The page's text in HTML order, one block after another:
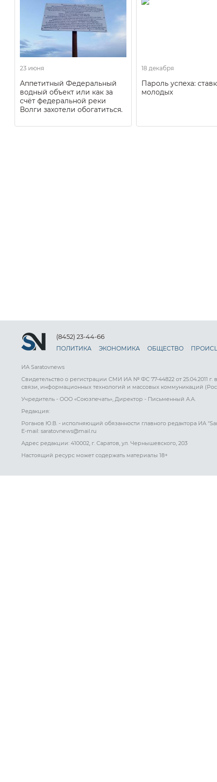
23 июня
Аппетитный Федеральный
водный объект или как за
счёт федеральной реки
Волги захотели обогатиться.
18 декабря
Пароль успеха:
молодых
(8452) 23-44-66
ПОЛИТИКА ЭКОНОМИКА ОБЩЕСТВО
ИА Saratovnews
Свидетельство о регистрации СМИ ИА № ФС 77-44822 от 25.04.2011
связи, информационных технологий и массовых коммуникаций
Учредитель - ООО «Союзпечать», Директор - Письменный А.А.
Редакция:
Роганов Ю.В. - исполняющий обязанности главного редактора ИА
E-mail: saratovnews@mail.ru
Адрес редакции: 410002, г. Саратов, ул. Чернышевского, 203
Настоящий ресурс может содержать материалы 18+